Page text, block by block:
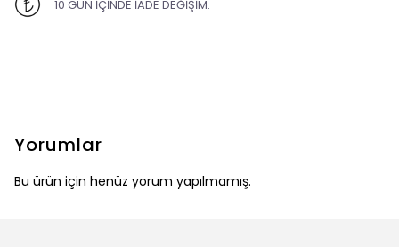
10 GÜN İÇİNDE İADE DEĞİŞİM.
Yorumlar
Bu ürün için henüz yorum yapılmamış.